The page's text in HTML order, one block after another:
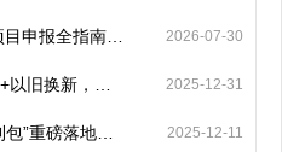
2026-07-30
2025-12-31
2025-12-11